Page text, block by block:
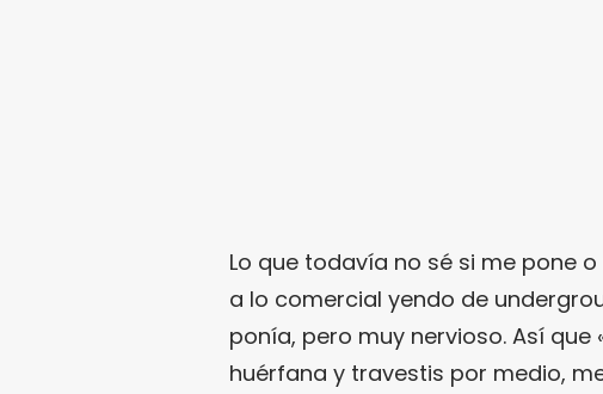
Lo que todavía no sé si me pone
a lo comercial yendo de
ponía, pero muy nervioso. Así que
huérfana y travestis por medio,